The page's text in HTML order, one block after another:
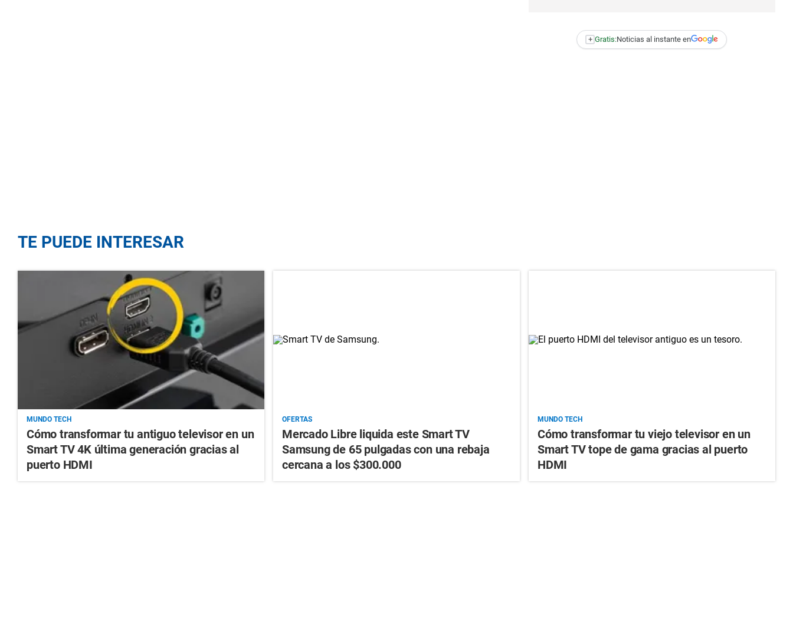
+ Gratis:Noticias al instante en
TE PUEDE INTERESAR
MUNDO TECH
Cómo transformar tu antiguo televisor en un
Smart TV 4K última generación gracias al
puerto HDMI
OFERTAS
Mercado Libre liquida este Smart TV
Samsung de 65 pulgadas con una rebaja
cercana a los $300.000
MUNDO TECH
Cómo transformar tu viejo televisor en un
Smart TV tope de gama gracias al puerto
HDMI